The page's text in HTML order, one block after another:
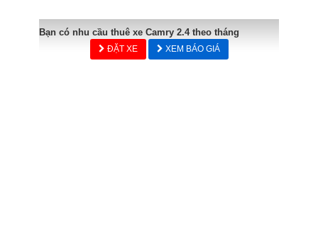
Bạn có nhu cầu thuê xe Camry 2.4 theo tháng
ĐẶT XE XEM BÁO GIÁ